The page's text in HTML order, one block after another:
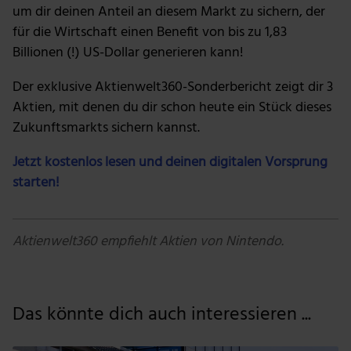
möglicherweise mit weiteren Daten zusammen, die du
ihnen bereitgestellt hast oder die sie im Rahmen deiner
um dir deinen Anteil an diesem Markt zu sichern, der
für die Wirtschaft einen Benefit von bis zu 1,83
Billionen (!) US-Dollar generieren kann!
Der exklusive Aktienwelt360-Sonderbericht zeigt dir 3
Aktien, mit denen du dir schon heute ein Stück dieses
Zukunftsmarkts sichern kannst.
Jetzt kostenlos lesen und deinen digitalen Vorsprung
starten!
Aktienwelt360 empfiehlt Aktien von Nintendo.
Das könnte dich auch interessieren ...